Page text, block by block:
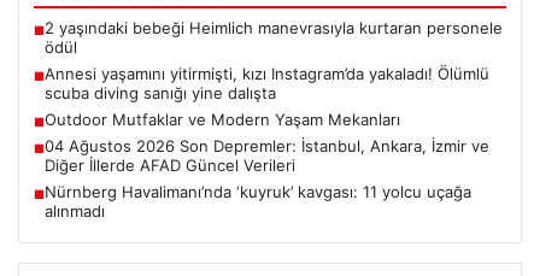
■2 yaşındaki bebeği Heimlich manevrasıyla kurtaran personele
ödül
■Annesi yaşamını yitirmişti, kızı Instagram’da yakaladı! Ölümlü
scuba diving sanığı yine dalışta
■Outdoor Mutfaklar ve Modern Yaşam Mekanları
■04 Ağustos 2026 Son Depremler: İstanbul, Ankara, İzmir ve
Diğer İllerde AFAD Güncel Verileri
■Nürnberg Havalimanı’nda ‘kuyruk’ kavgası: 11 yolcu uçağa
alınmadı